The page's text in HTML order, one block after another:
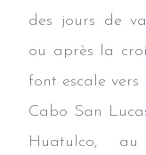
des jours de
ou après la
font escale
Cabo San
Huatulco,